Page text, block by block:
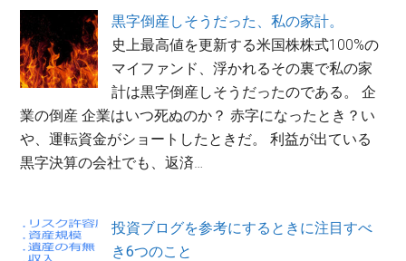
黒字倒産しそうだった、私の家計。
史上最高値を更新する米国株株式100%の
マイファンド、浮かれるその裏で私の家
計は黒字倒産しそうだったのである。 企
業の倒産 企業はいつ死ぬのか？ 赤字になったとき？い
や、運転資金がショートしたときだ。 利益が出ている
黒字決算の会社でも、返済…
投資ブログを参考にするときに注目すべ
き6つのこと